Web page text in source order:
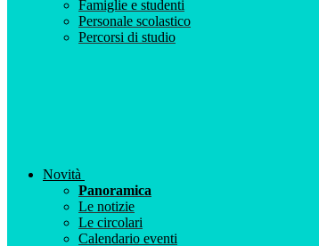
Famiglie e studenti
Personale scolastico
Percorsi di studio
Novità
Panoramica
Le notizie
Le circolari
Calendario eventi